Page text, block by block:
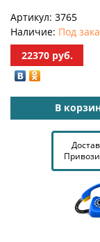
Артикул: 3765
Наличие: Под
22370руб.
В